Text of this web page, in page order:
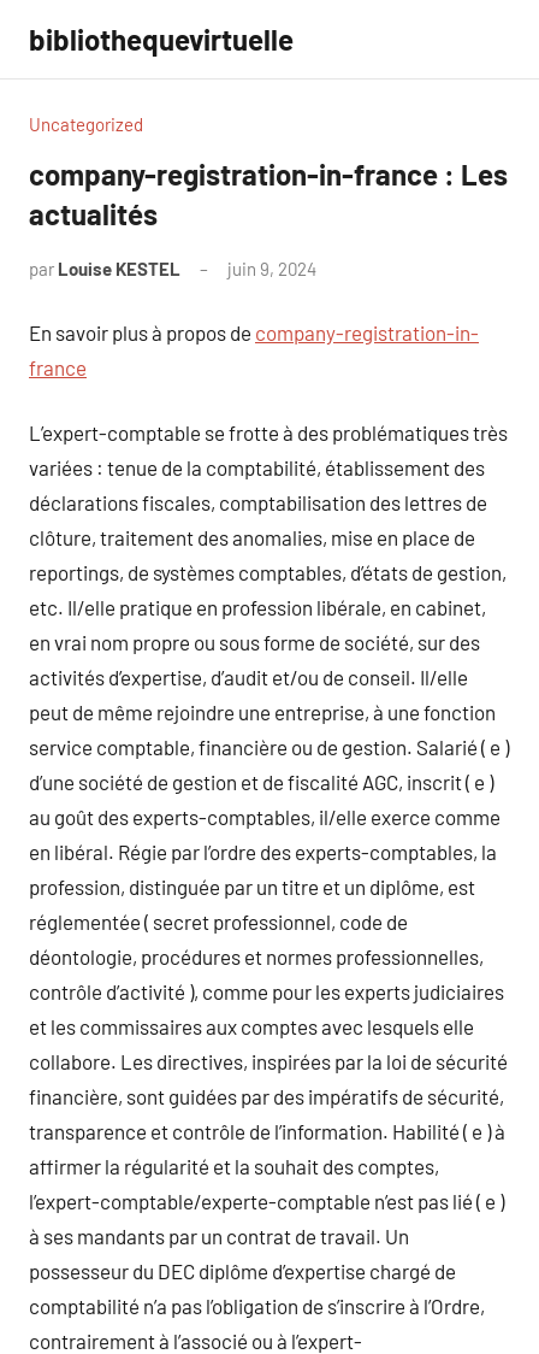
contenu
bibliothequevirtuelle
Uncategorized
company-registration-in-france : Les
actualités
par Louise KESTEL juin 9, 2024
En savoir plus à propos de company-registration-in-
france
L’expert-comptable se frotte à des problématiques très
variées : tenue de la comptabilité, établissement des
déclarations fiscales, comptabilisation des lettres de
clôture, traitement des anomalies, mise en place de
reportings, de systèmes comptables, d’états de gestion,
etc. Il/elle pratique en profession libérale, en cabinet,
en vrai nom propre ou sous forme de société, sur des
activités d’expertise, d’audit et/ou de conseil. Il/elle
peut de même rejoindre une entreprise, à une fonction
service comptable, financière ou de gestion. Salarié ( e )
d’une société de gestion et de fiscalité AGC, inscrit ( e )
au goût des experts-comptables, il/elle exerce comme
en libéral. Régie par l’ordre des experts-comptables, la
profession, distinguée par un titre et un diplôme, est
réglementée ( secret professionnel, code de
déontologie, procédures et normes professionnelles,
contrôle d’activité ), comme pour les experts judiciaires
et les commissaires aux comptes avec lesquels elle
collabore. Les directives, inspirées par la loi de sécurité
financière, sont guidées par des impératifs de sécurité,
transparence et contrôle de l’information. Habilité ( e ) à
affirmer la régularité et la souhait des comptes,
l’expert-comptable/experte-comptable n’est pas lié ( e )
à ses mandants par un contrat de travail. Un
possesseur du DEC diplôme d’expertise chargé de
comptabilité n’a pas l’obligation de s’inscrire à l’Ordre,
contrairement à l’associé ou à l’expert-